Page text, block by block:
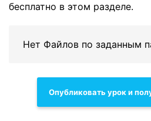
бесплатно в этом разделе.
Нет Файлов по заданным
Опубликовать урок и